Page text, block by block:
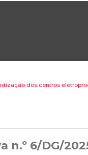
dos centros
n.º 6/DG/